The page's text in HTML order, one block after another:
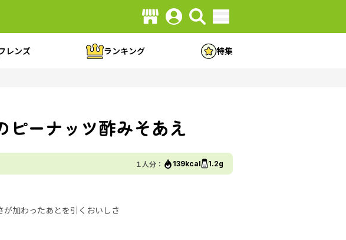
レンズ ランキング 特集
ピーナッツ酢みそあえ
１人分： 139kcal 1.2g
が加わったあとを引くおいしさ